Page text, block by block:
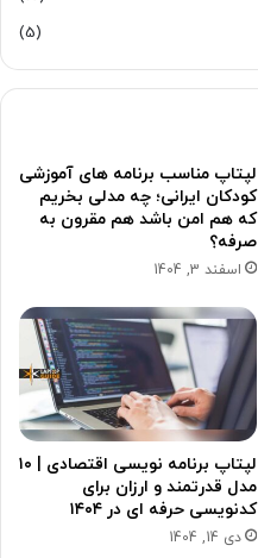
(5)
لپتاپ مناسب برنامه های آموزشی
کودکان ایرانی؛ چه مدلی بخریم
که هم امن باشد هم مقرون به
صرفه؟
اسفند 3, 1404
لپتاپ برنامه نویسی اقتصادی | ۱۰
مدل قدرتمند و ارزان برای
کدنویسی حرفه ای در ۱۴۰۴
دی 14, 1404